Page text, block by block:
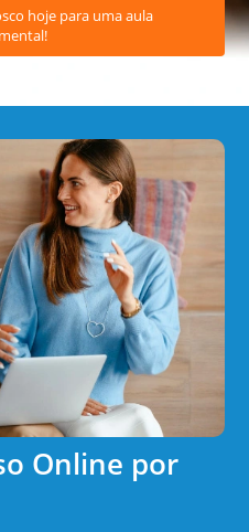
hoje para uma aula
Online por